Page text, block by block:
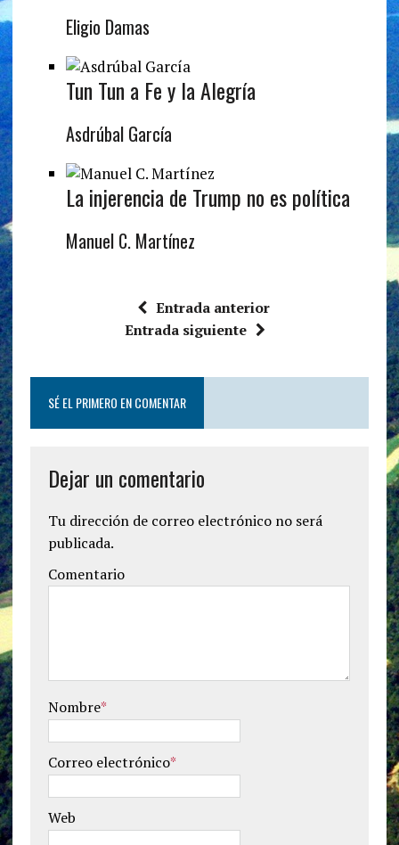
Eligio Damas
Tun Tun a Fe y la Alegría
Asdrúbal García
La injerencia de Trump no es política
Manuel C. Martínez
Entrada anterior
Entrada siguiente
SÉ EL PRIMERO EN COMENTAR
Dejar un comentario
Tu dirección de correo electrónico no será
publicada.
Comentario
Nombre*
Correo electrónico*
Web